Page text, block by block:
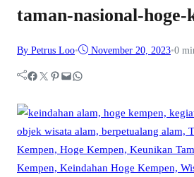
taman-nasional-hoge-
By Petrus Loo• November 20, 2023•0
Facebook Twitter Pinterest Mail WhatsApp